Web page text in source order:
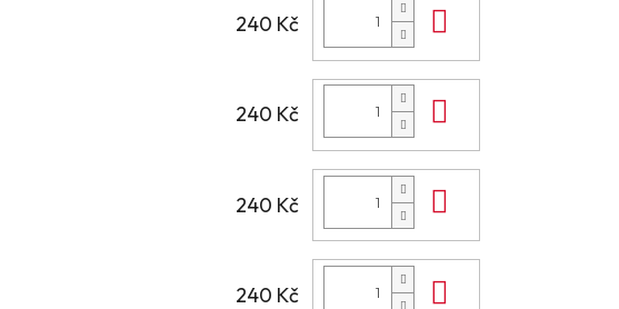
240 Kč
240 Kč
240 Kč
240 Kč